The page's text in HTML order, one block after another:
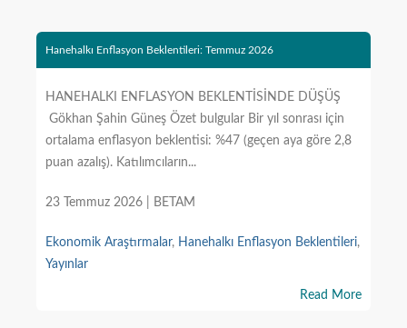
Hanehalkı Enflasyon Beklentileri: Temmuz 2026
HANEHALKI ENFLASYON BEKLENTİSİNDE DÜŞÜŞ
Gökhan Şahin Güneş Özet bulgular Bir yıl sonrası için
ortalama enflasyon beklentisi: %47 (geçen aya göre 2,8
puan azalış). Katılımcıların...
23 Temmuz 2026 | BETAM
Ekonomik Araştırmalar, Hanehalkı Enflasyon Beklentileri,
Yayınlar
Read More